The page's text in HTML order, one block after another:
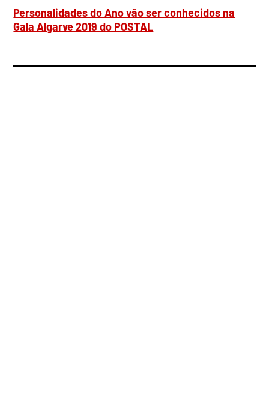
Personalidades do Ano vão ser conhecidos na
Gala Algarve 2019 do POSTAL